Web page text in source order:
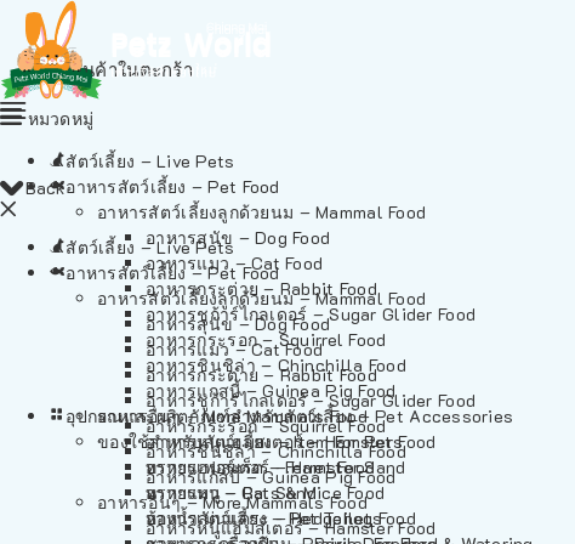
ไม่มีสินค้าในตะกร้า
Back
สัตว์เลี้ยง – Live Pets
อาหารสัตว์เลี้ยง – Pet Food
อาหารสัตว์เลี้ยงลูกด้วยนม – Mammal Food
อาหารสุนัข – Dog Food
อาหารแมว – Cat Food
อาหารกระต่าย – Rabbit Food
อาหารชูก้าร์ไกลเดอร์ – Sugar Glider Food
อาหารกระรอก – Squirrel Food
อาหารชินชิล่า – Chinchilla Food
อาหารแกสบี้ – Guinea Pig Food
อาหารอื่นๆ – More Mammals Food
อาหารหนูแฮมสเตอร์ – Hamster Food
หมวดหมู่
สัตว์เลี้ยง – Live Pets
อาหารสัตว์เลี้ยง – Pet Food
อาหารสัตว์เลี้ยงลูกด้วยนม – Mammal Food
อาหารสุนัข – Dog Food
อาหารแมว – Cat Food
อาหารกระต่าย – Rabbit Food
อาหารชูก้าร์ไกลเดอร์ – Sugar Glider Food
อาหารกระรอก – Squirrel Food
อาหารชินชิล่า – Chinchilla Food
อาหารแกสบี้ – Guinea Pig Food
อาหารอื่นๆ – More Mammals Food
อาหารหนูแฮมสเตอร์ – Hamster Food
อาหารเฟอร์เร็ต – Ferret Food
อาหารหนู – Rats & Mice Food
อาหารเม่นแคระ – Hedgehog Food
อุปกรณและผลิตภัณฑ์สำหรับสัตว์เลี้ยง – Pet Accessories
ของใช้สำหรับสัตว์เลี้ยง – Item For Pets
ทรายแฮมสเตอร์ – Hamster Sand
ทรายแมว – Cat Sand
ห้องน้ำสัตว์เลี้ยง – Pet Toilets